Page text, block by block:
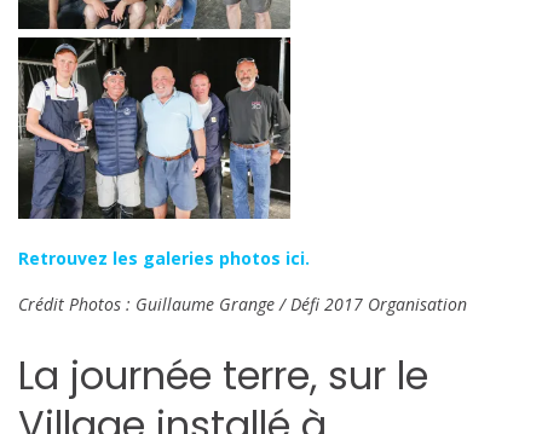
Retrouvez les galeries photos ici.
Crédit Photos : Guillaume Grange / Défi 2017 Organisation
La journée terre, sur le